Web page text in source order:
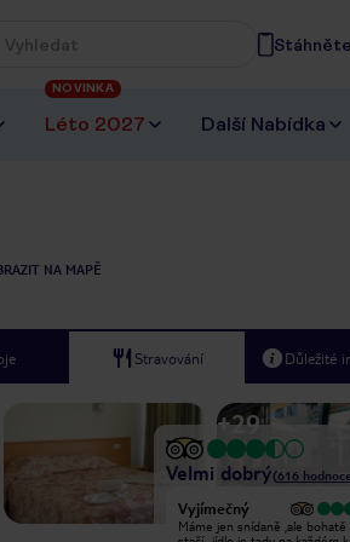
frazę, której szukasz
Léto 2027
NOVINKA
Další Nabídka
NA MAPĚ
Stravování Důležité
+29
Velmi dobrý(616
zde v červnu 2019
Vyjímečný
Máme jen snídaně ,ale bohatě